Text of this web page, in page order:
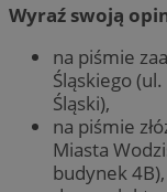
Wyraź swoją
na piśmie
Śląskiego
Śląski),
na piśmie
Miasta
budynek 4B),